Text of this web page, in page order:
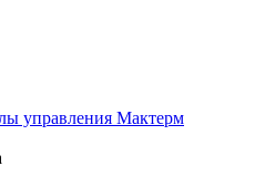
управления Мактерм